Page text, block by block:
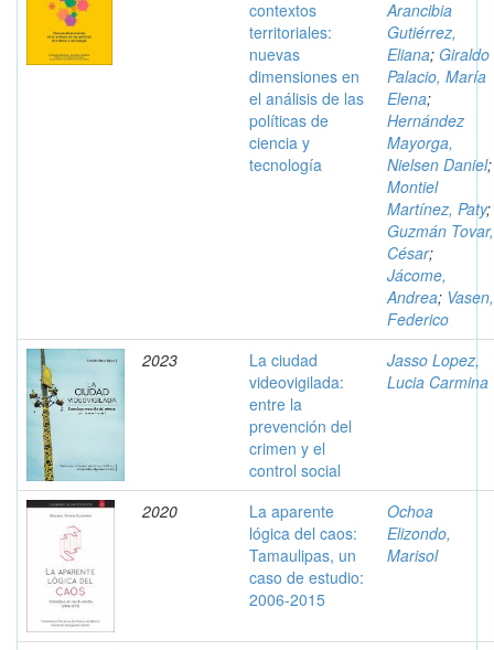
contextos
territoriales:
nuevas
dimensiones en
el análisis de las
políticas de
ciencia y
tecnología
Arancibia
Gutiérrez,
Eliana; Giraldo
Palacio, María
Elena;
Hernández
Mayorga,
Nielsen Daniel;
Montiel
Martínez, Paty;
Guzmán Tovar,
César;
Jácome,
Andrea; Vasen,
Federico
2023
La ciudad
videovigilada:
entre la
prevención del
crimen y el
control social
Jasso Lopez,
Lucia Carmina
2020
La aparente
lógica del caos:
Tamaulipas, un
caso de estudio:
2006-2015
Ochoa
Elizondo,
Marisol